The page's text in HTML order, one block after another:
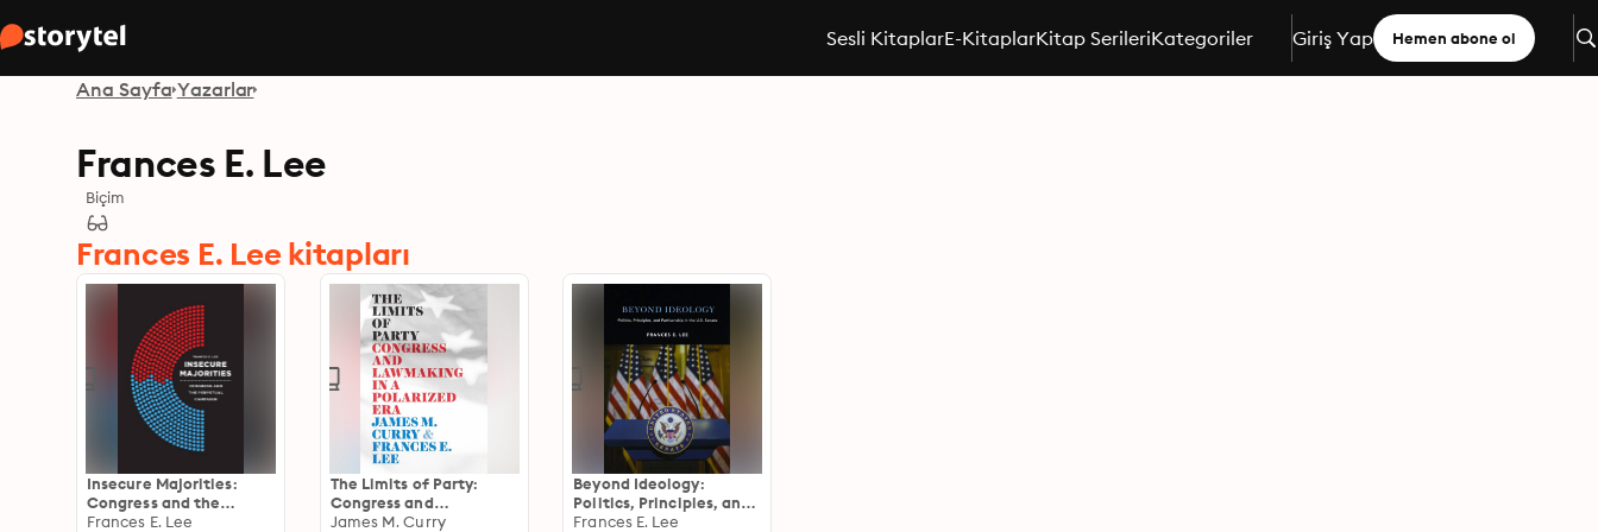
Sesli KitaplarE-KitaplarKitap SerileriKategoriler Giriş Yap Hemen abone ol
Ana Sayfa Yazarlar
Frances E. Lee
Biçim
Frances E. Lee kitapları
Insecure Majorities:
Congress and the
Perpetual Campaign
Frances E. Lee
The Limits of Party:
Congress and
Lawmaking in a
James M. Curry
Beyond Ideology:
Politics, Principles, and
Partisanship in the U. S.
Frances E. Lee